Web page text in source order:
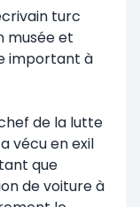
turc
musée et
important à
de la lutte
vécu en exil
que
de voiture à